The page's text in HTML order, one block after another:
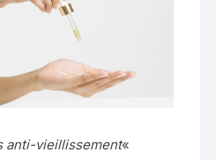
anti-vieillissement«